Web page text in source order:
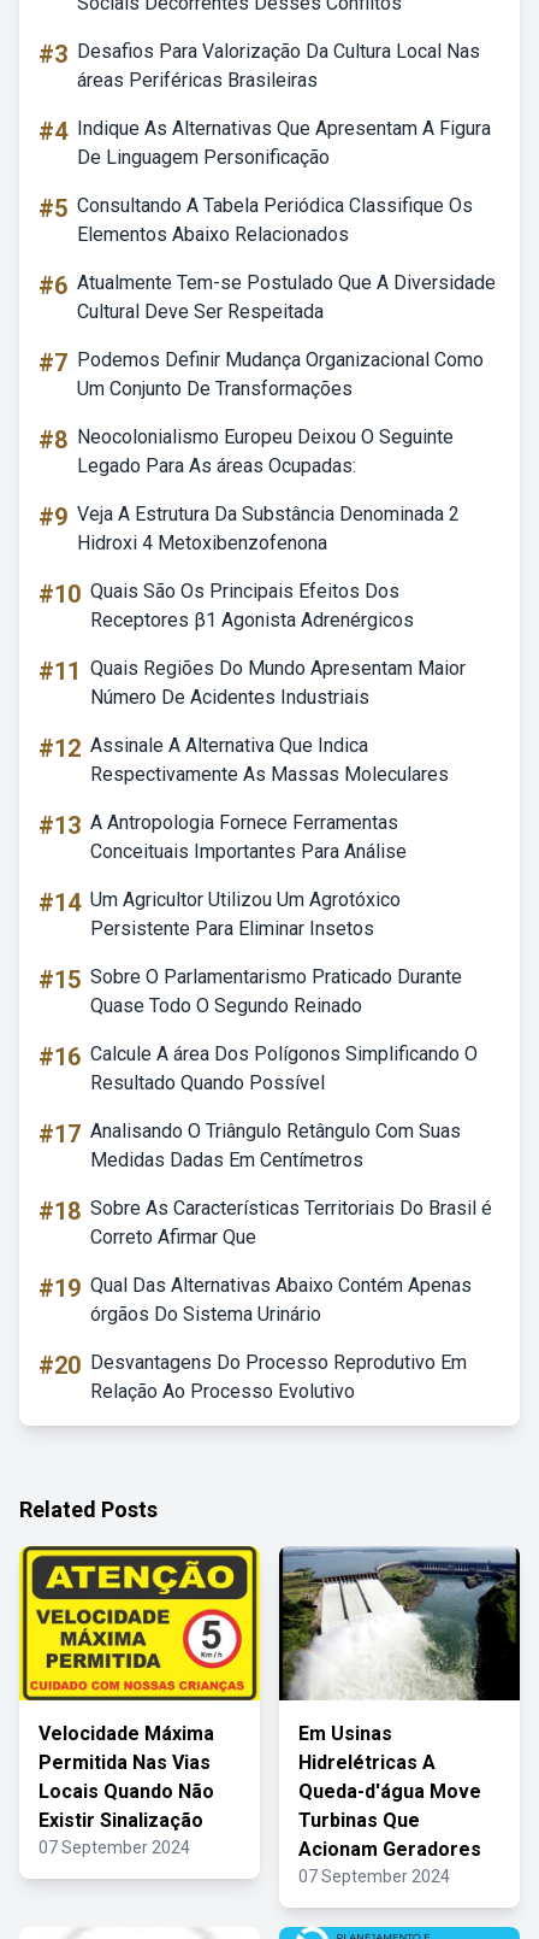
#3 Desafios Para Valorização Da Cultura Local Nas
áreas Periféricas Brasileiras
#4 Indique As Alternativas Que Apresentam A Figura
De Linguagem Personificação
#5 Consultando A Tabela Periódica Classifique Os
Elementos Abaixo Relacionados
#6 Atualmente Tem-se Postulado Que A Diversidade
Cultural Deve Ser Respeitada
#7 Podemos Definir Mudança Organizacional Como
Um Conjunto De Transformações
#8 Neocolonialismo Europeu Deixou O Seguinte
Legado Para As áreas Ocupadas:
#9 Veja A Estrutura Da Substância Denominada 2
Hidroxi 4 Metoxibenzofenona
#10 Quais São Os Principais Efeitos Dos
Receptores β1 Agonista Adrenérgicos
#11 Quais Regiões Do Mundo Apresentam Maior
Número De Acidentes Industriais
#12 Assinale A Alternativa Que Indica
Respectivamente As Massas Moleculares
#13 A Antropologia Fornece Ferramentas
Conceituais Importantes Para Análise
#14 Um Agricultor Utilizou Um Agrotóxico
Persistente Para Eliminar Insetos
#15 Sobre O Parlamentarismo Praticado Durante
Quase Todo O Segundo Reinado
#16 Calcule A área Dos Polígonos Simplificando O
Resultado Quando Possível
#17 Analisando O Triângulo Retângulo Com Suas
Medidas Dadas Em Centímetros
#18 Sobre As Características Territoriais Do Brasil é
Correto Afirmar Que
#19 Qual Das Alternativas Abaixo Contém Apenas
órgãos Do Sistema Urinário
#20 Desvantagens Do Processo Reprodutivo Em
Relação Ao Processo Evolutivo
Related Posts
Velocidade Máxima
Permitida Nas Vias
Locais Quando Não
Existir Sinalização
07 September 2024
Em Usinas
Hidrelétricas A
Queda-d'água Move
Turbinas Que
Acionam Geradores
07 September 2024